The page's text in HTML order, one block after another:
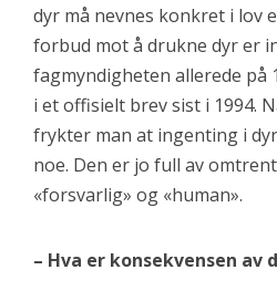
dyr må nevnes konkret i lov
forbud mot å drukne dyr er
fagmyndigheten allerede
i et offisielt brev sist i 1994.
frykter man at ingenting i
noe. Den er jo full av
«forsvarlig» og «human».
– Hva er konsekvensen av